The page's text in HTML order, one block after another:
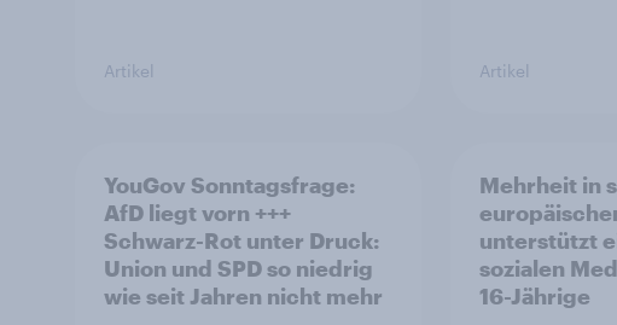
Artikel Artikel
YouGov Sonntagsfrage:
AfD liegt vorn +++
Schwarz-Rot unter Druck:
Union und SPD so niedrig
wie seit Jahren nicht mehr
Mehrheit in
unterstützt
sozialen
16-Jährige